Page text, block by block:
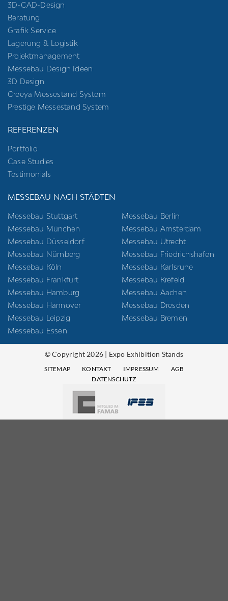
3D-CAD-Design
Beratung
Grafik Service
Lagerung & Logistik
Projektmanagement
Messebau Design Ideen
3D Design
Creeya Messestand System
Prestige Messestand System
REFERENZEN
Portfolio
Case Studies
Testimonials
MESSEBAU NACH STÄDTEN
Messebau Stuttgart
Messebau München
Messebau Düsseldorf
Messebau Nürnberg
Messebau Köln
Messebau Frankfurt
Messebau Hamburg
Messebau Hannover
Messebau Leipzig
Messebau Essen
Messebau Berlin
Messebau Amsterdam
Messebau Utrecht
Messebau Friedrichshafen
Messebau Karlsruhe
Messebau Krefeld
Messebau Aachen
Messebau Dresden
Messebau Bremen
© Copyright 2026 | Expo Exhibition Stands
SITEMAP KONTAKT IMPRESSUM
AGB
DATENSCHUTZ